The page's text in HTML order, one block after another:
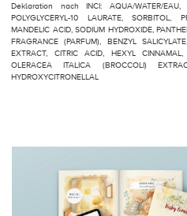
Deklaration nach INCI: AQUA/WATER/EAU,
POLYGLYCERYL-10 LAURATE, SORBITOL,
MANDELIC ACID, SODIUM HYDROXIDE,
FRAGRANCE (PARFUM), BENZYL
EXTRACT, CITRIC ACID, HEXYL CINNAMAL,
OLERACEA ITALICA (BROCCOLI)
HYDROXYCITRONELLAL